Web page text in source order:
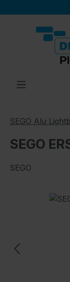
Zum Hauptinhalt
SEGO Alu
SEGO
SEGO
Bildergalerie